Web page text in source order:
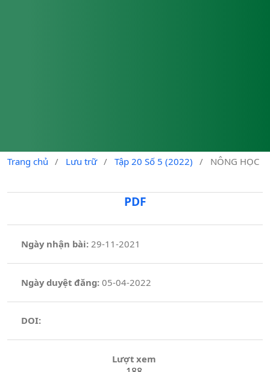
Trang chủ / Lưu trữ / Tập 20 Số 5 (2022) / NÔNG HỌC
PDF
Ngày nhận bài: 29-11-2021
Ngày duyệt đăng:05-04-2022
DOI:
Lượt xem